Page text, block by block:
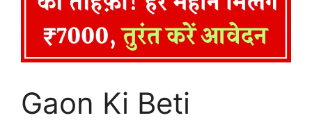
Gaon Ki Beti